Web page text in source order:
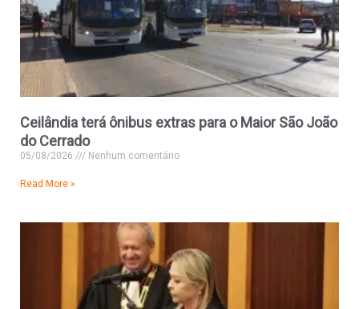
Ceilândia terá ônibus extras para o Maior São João
do Cerrado
05/08/2026 Nenhum comentário
Read More »